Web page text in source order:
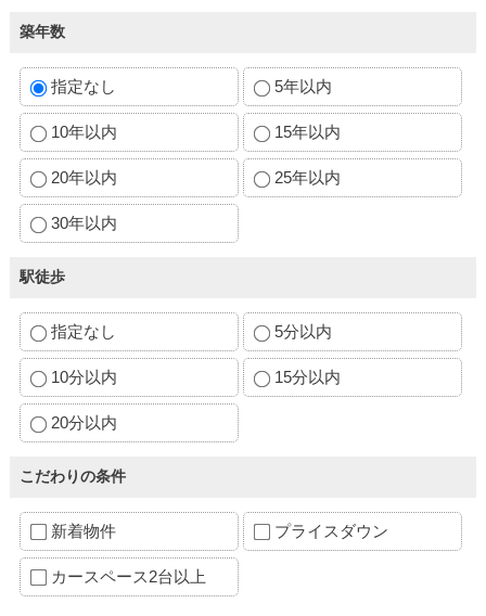
築年数
指定なし 5年以内
10年以内 15年以内
20年以内 25年以内
30年以内
駅徒歩
指定なし 5分以内
10分以内 15分以内
20分以内
こだわりの条件
新着物件 プライスダウン
カースペース2台以上